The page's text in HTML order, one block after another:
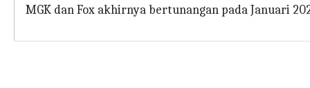
MGK dan Fox akhirnya bertunangan pada Januari